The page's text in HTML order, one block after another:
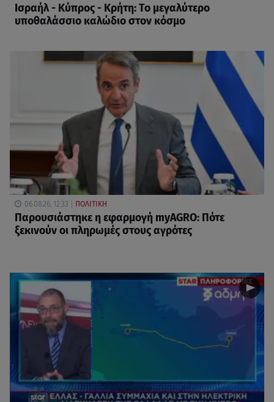
Ισραήλ - Κύπρος - Κρήτη: Το μεγαλύτερο
υποθαλάσσιο καλώδιο στον κόσμο
06.08.26, 12:33 ΠΟΛΙΤΙΚΗ
Παρουσιάστηκε η εφαρμογή myAGRO: Πότε
ξεκινούν οι πληρωμές στους αγρότες